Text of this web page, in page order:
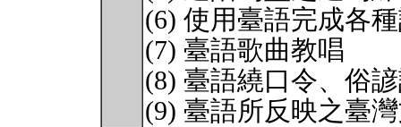
(6) 使用臺語完成各
(7) 臺語歌曲教唱
(8) 臺語繞口令、俗
(9) 臺語所反映之臺